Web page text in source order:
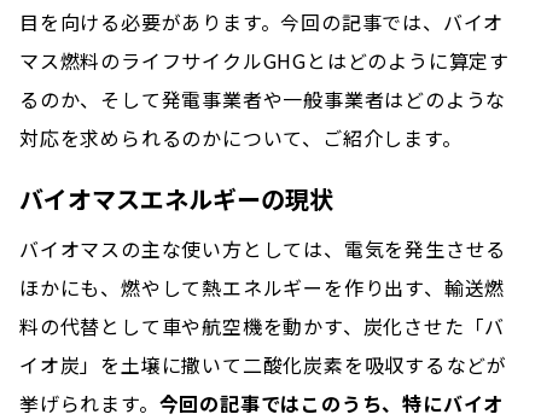
目を向ける必要があります。今回の記事では、バイオ
マス燃料のライフサイクルGHGとはどのように算定す
るのか、そして発電事業者や一般事業者はどのような
対応を求められるのかについて、ご紹介します。
バイオマスエネルギーの現状
バイオマスの主な使い方としては、電気を発生させる
ほかにも、燃やして熱エネルギーを作り出す、輸送燃
料の代替として車や航空機を動かす、炭化させた「バ
イオ炭」を土壌に撒いて二酸化炭素を吸収する――などが
挙げられます。 今回の記事ではこのうち、特にバイオ